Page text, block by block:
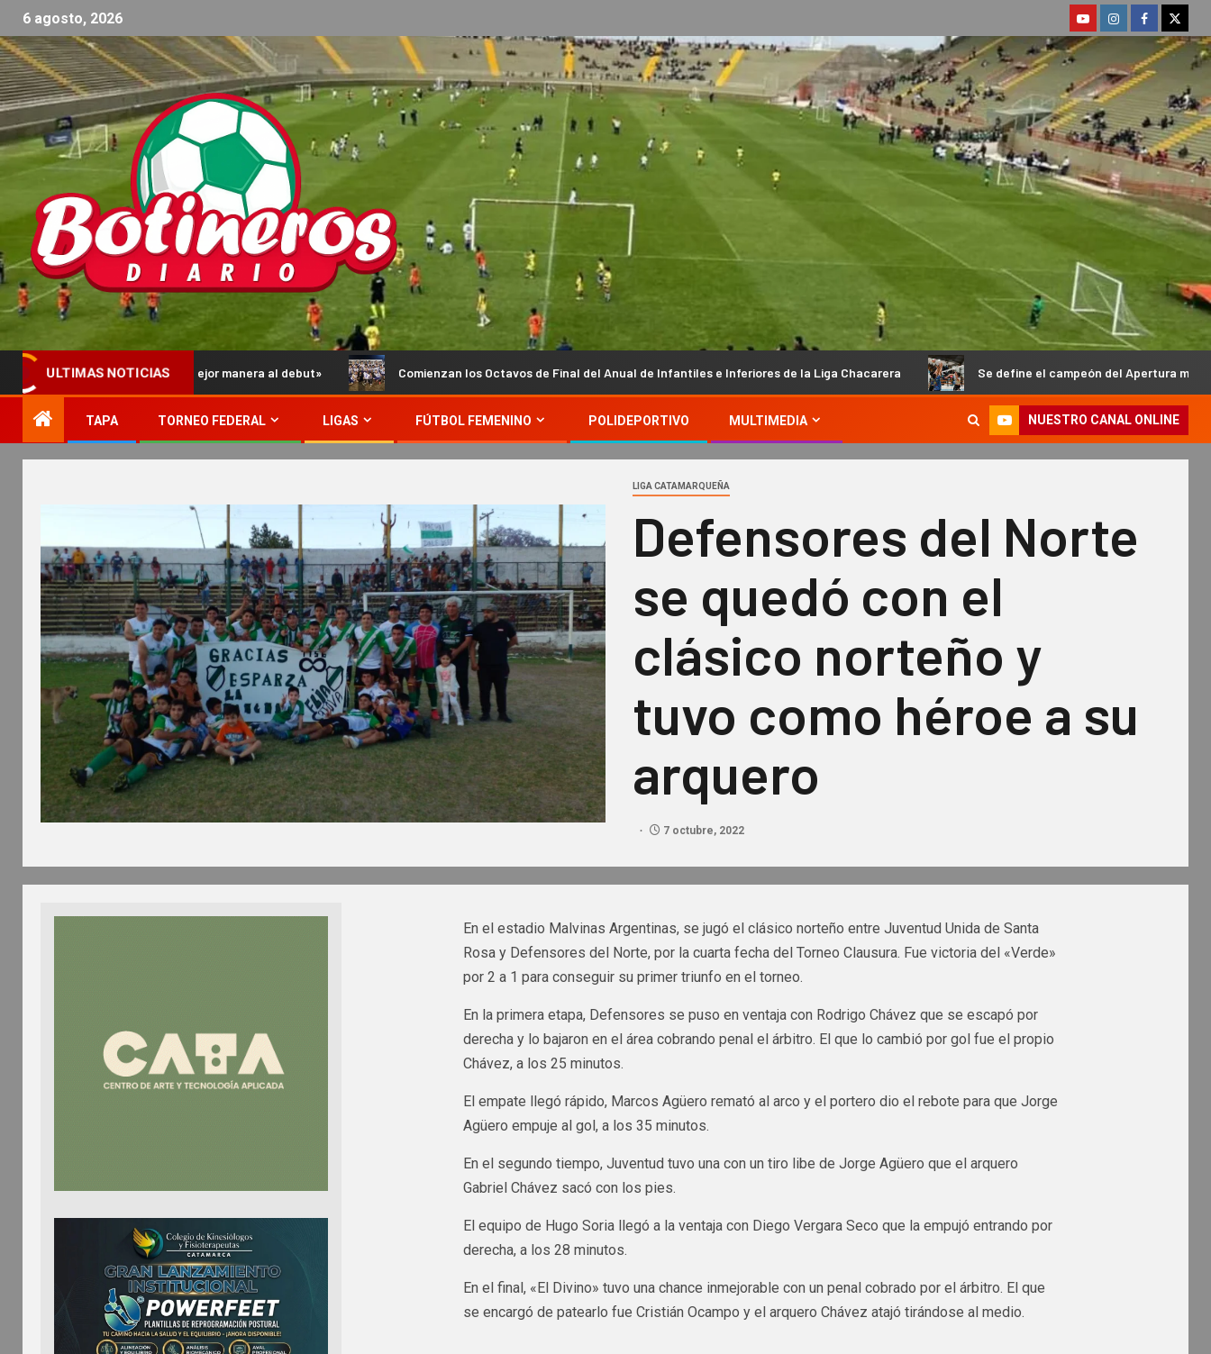
6 agosto, 2026
ULTIMAS NOTICIAS
de la mejor manera al debut» Comienzan los Octavos de Final del Anual de Infantiles e Inferiores de la Liga Chacarera Se define el campeón del Apertura masculino de la Federación
TAPA TORNEO FEDERAL LIGAS FÚTBOL FEMENINO POLIDEPORTIVO MULTIMEDIA NUESTRO CANAL ONLINE
LIGA CATAMARQUEÑA
Defensores del Norte
se quedó con el
clásico norteño y
tuvo como héroe a su
arquero
7 octubre, 2022
En el estadio Malvinas Argentinas, se jugó el clásico norteño entre Juventud Unida de Santa
Rosa y Defensores del Norte, por la cuarta fecha del Torneo Clausura. Fue victoria del «Verde»
por 2 a 1 para conseguir su primer triunfo en el torneo.
En la primera etapa, Defensores se puso en ventaja con Rodrigo Chávez que se escapó por
derecha y lo bajaron en el área cobrando penal el árbitro. El que lo cambió por gol fue el propio
Chávez, a los 25 minutos.
El empate llegó rápido, Marcos Agüero remató al arco y el portero dio el rebote para que Jorge
Agüero empuje al gol, a los 35 minutos.
En el segundo tiempo, Juventud tuvo una con un tiro libe de Jorge Agüero que el arquero
Gabriel Chávez sacó con los pies.
El equipo de Hugo Soria llegó a la ventaja con Diego Vergara Seco que la empujó entrando por
derecha, a los 28 minutos.
En el final, «El Divino» tuvo una chance inmejorable con un penal cobrado por el árbitro. El que
se encargó de patearlo fue Cristián Ocampo y el arquero Chávez atajó tirándose al medio.